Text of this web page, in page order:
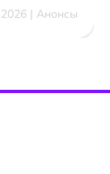
| Анонсы